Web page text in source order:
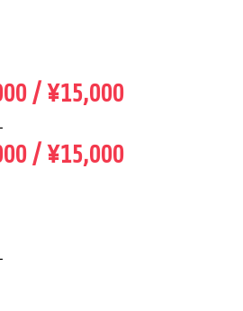
/ ¥15,000
/ ¥15,000